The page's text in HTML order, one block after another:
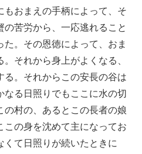
もおまえの手柄によって、そ
苦労から、一応逃れること
。その恩徳によって、おま
それから身上がよくなる、
る。それからこの安長の谷は
なる日照りでもここに水の切
の村の、あるとこの長者の娘
この身を沈めて主になってお
くて日照りが続いたときに